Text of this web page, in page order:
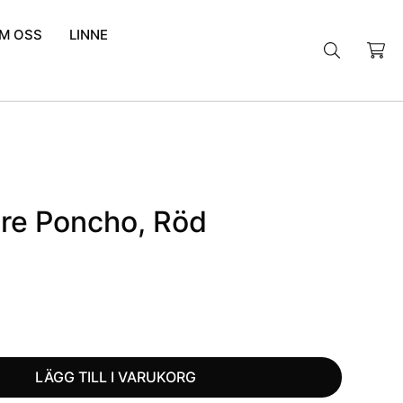
OSS
LINNE
efter:
Poncho, Röd
LÄGG TILL I VARUKORG